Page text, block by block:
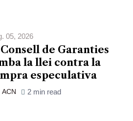
05, 2026
de Garanties
la llei contra la
especulativa
ACN 2 min read